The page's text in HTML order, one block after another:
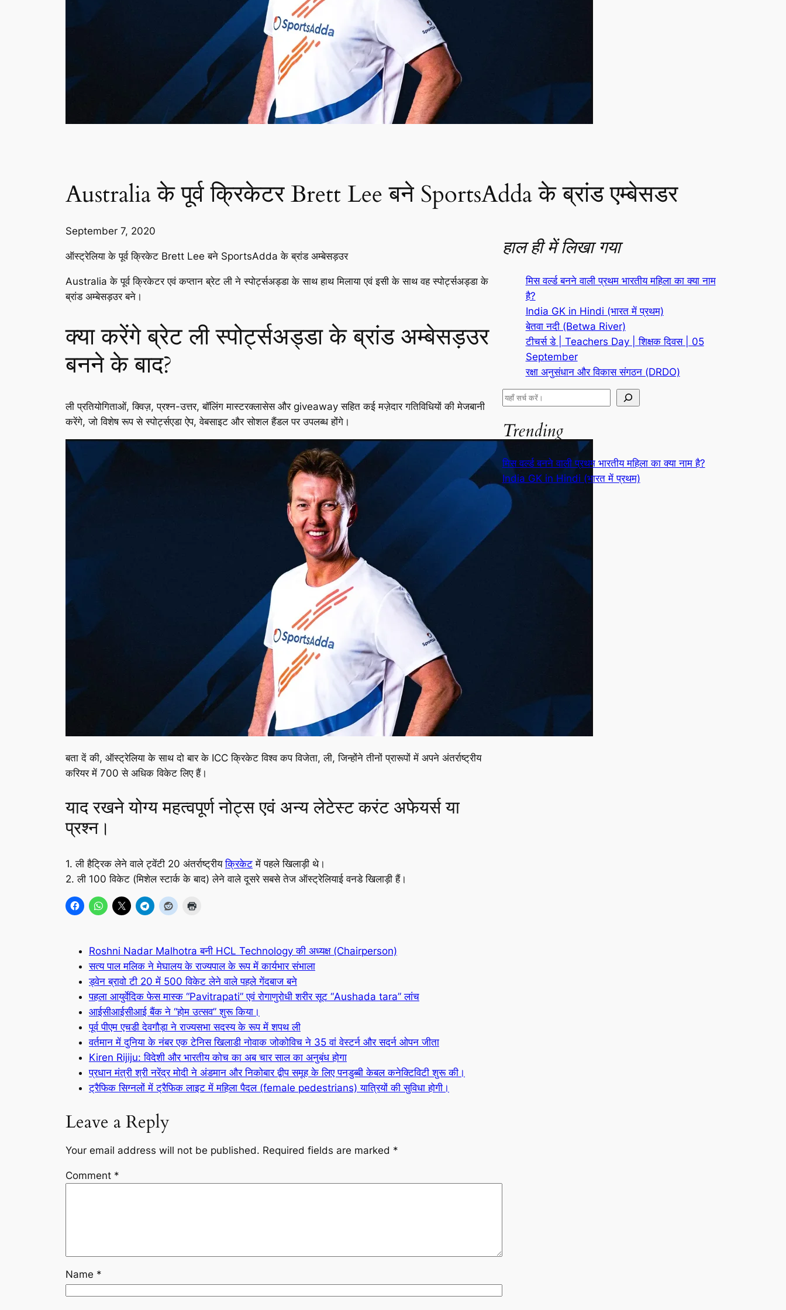
Australia के पूर्व क्रिकेटर Brett Lee बने SportsAdda के ब्रांड एम्बेसडर
September 7, 2020
ऑस्ट्रेलिया के पूर्व क्रिकेट Brett Lee बने SportsAdda के ब्रांड अम्बेसड़उर
Australia के पूर्व क्रिकेटर एवं कप्तान ब्रेट ली ने स्पोर्ट्सअड्डा के साथ हाथ मिलाया एवं इसी के साथ वह स्पोर्ट्सअड्डा के
ब्रांड अम्बेसड़उर बने।
क्या करेंगे ब्रेट ली स्पोर्ट्सअड्डा के ब्रांड अम्बेसड़उर
बनने के बाद?
ली प्रतियोगिताओं, क्विज़, प्रश्न-उत्तर, बॉलिंग मास्टरक्लासेस और giveaway सहित कई मज़ेदार गतिविधियों की मेजबानी
करेंगे, जो विशेष रूप से स्पोर्ट्सएडा ऐप, वेबसाइट और सोशल हैंडल पर उपलब्ध होंगे।
बता दें की, ऑस्ट्रेलिया के साथ दो बार के ICC क्रिकेट विश्व कप विजेता, ली, जिन्होंने तीनों प्रारूपों में अपने अंतर्राष्ट्रीय
करियर में 700 से अधिक विकेट लिए हैं।
याद रखने योग्य महत्वपूर्ण नोट्स एवं अन्य लेटेस्ट करंट अफेयर्स या
प्रश्न।
1. ली हैट्रिक लेने वाले ट्वेंटी 20 अंतर्राष्ट्रीयक्रिकेट में पहले खिलाड़ी थे।
2. ली 100 विकेट (मिशेल स्टार्क के बाद) लेने वाले दूसरे सबसे तेज ऑस्ट्रेलियाई वनडे खिलाड़ी हैं।
Roshni Nadar Malhotra बनी HCL Technology की अध्यक्ष (Chairperson)
सत्य पाल मलिक ने मेघालय के राज्यपाल के रूप में कार्यभार संभाला
ड्वेन ब्रावो टी 20 में 500 विकेट लेने वाले पहले गेंदबाज बने
पहला आयुर्वेदिक फेस मास्क “Pavitrapati” एवं रोगाणुरोधी शरीर सूट “Aushada tara” लांच
आईसीआईसीआई बैंक ने “होम उत्सव” शुरू किया।
पूर्व पीएम एचडी देवगौड़ा ने राज्यसभा सदस्य के रूप में शपथ ली
वर्तमान में दुनिया के नंबर एक टेनिस खिलाडी नोवाक जोकोविच ने 35 वां वेस्टर्न और सदर्न ओपन जीता
Kiren Rijiju: विदेशी और भारतीय कोच का अब चार साल का अनुबंध होगा
प्रधान मंत्री श्री नरेंद्र मोदी ने अंडमान और निकोबार द्वीप समूह के लिए पनडुब्बी केबल कनेक्टिविटी शुरू की।
ट्रैफिक सिग्नलों में ट्रैफिक लाइट में महिला पैदल (female pedestrians) यात्रियों की सुविधा होगी।
Leave a Reply
Your email address will not be published. Required fields are marked *
Comment *
Name *
हाल ही में लिखा गया
मिस वर्ल्ड बनने वाली प्रथम भारतीय महिला का क्या नाम
है?
India GK in Hindi (भारत में प्रथम)
बेतवा नदी (Betwa River)
टीचर्स डे | Teachers Day | शिक्षक दिवस | 05
September
रक्षा अनुसंधान और विकास संगठन (DRDO)
S
a
r
c
h
Trending
मिस वर्ल्ड बनने वाली प्रथम भारतीय महिला का क्या नाम है?
India GK in Hindi (भारत में प्रथम)